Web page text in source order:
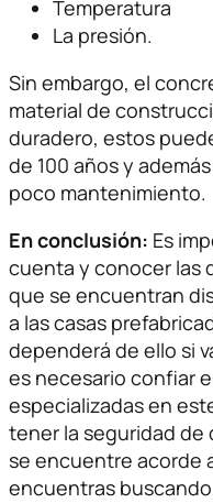
Temperatura
La presión.
Sin embargo, el
material de
duradero, estos
de 100 años y
poco mantenimiento.
En conclusión: Es
cuenta y conocer las
que se encuentran
a las casas
dependerá de ello si
es necesario confiar
especializadas en
tener la seguridad de
se encuentre acorde
encuentras